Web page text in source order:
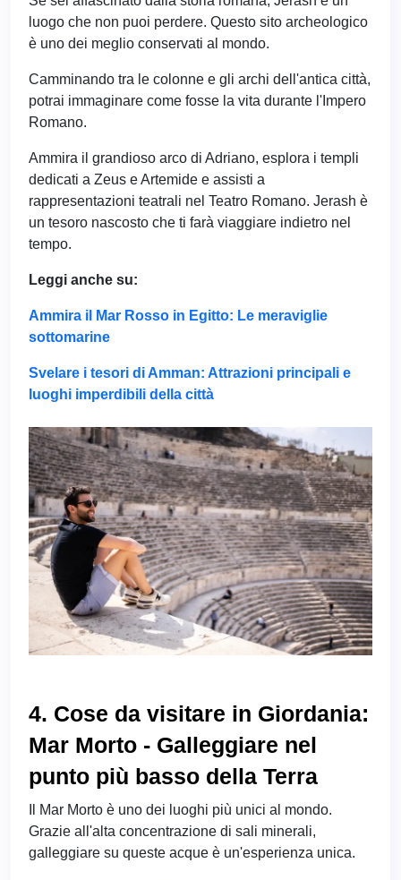
luogo che non puoi perdere. Questo sito archeologico
è uno dei meglio conservati al mondo.
Camminando tra le colonne e gli archi dell'antica città,
potrai immaginare come fosse la vita durante l'Impero
Romano.
Ammira il grandioso arco di Adriano, esplora i templi
dedicati a Zeus e Artemide e assisti a
rappresentazioni teatrali nel Teatro Romano. Jerash è
un tesoro nascosto che ti farà viaggiare indietro nel
tempo.
Leggi anche su:
Ammira il Mar Rosso in Egitto: Le meraviglie
sottomarine
Svelare i tesori di Amman: Attrazioni principali e
luoghi imperdibili della città
4. Cose da visitare in Giordania:
Mar Morto - Galleggiare nel
punto più basso della Terra
Il Mar Morto è uno dei luoghi più unici al mondo.
Grazie all'alta concentrazione di sali minerali,
galleggiare su queste acque è un'esperienza unica.